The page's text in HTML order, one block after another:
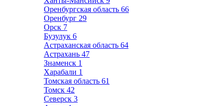
Оренбургская область 66
Оренбург 29
Орск 7
Бузулук 6
Астраханская область 64
Астрахань 47
Знаменск 1
Харабали 1
Томская область 61
Томск 42
Северск 3